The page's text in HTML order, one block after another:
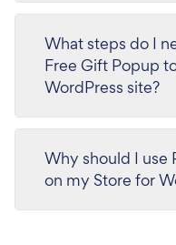
What steps do I
Free Gift Popup
WordPress site?
Why should I use
on my Store for